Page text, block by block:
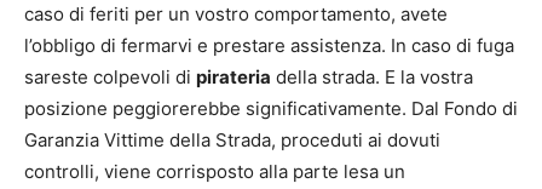
caso di feriti per un vostro comportamento, avete
l’obbligo di fermarvi e prestare assistenza. In caso di fuga
sareste colpevoli di pirateria della strada. E la vostra
posizione peggiorerebbe significativamente. Dal Fondo di
Garanzia Vittime della Strada, proceduti ai dovuti
controlli, viene corrisposto alla parte lesa un